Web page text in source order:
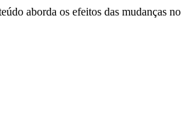
aborda os efeitos das mudanças no